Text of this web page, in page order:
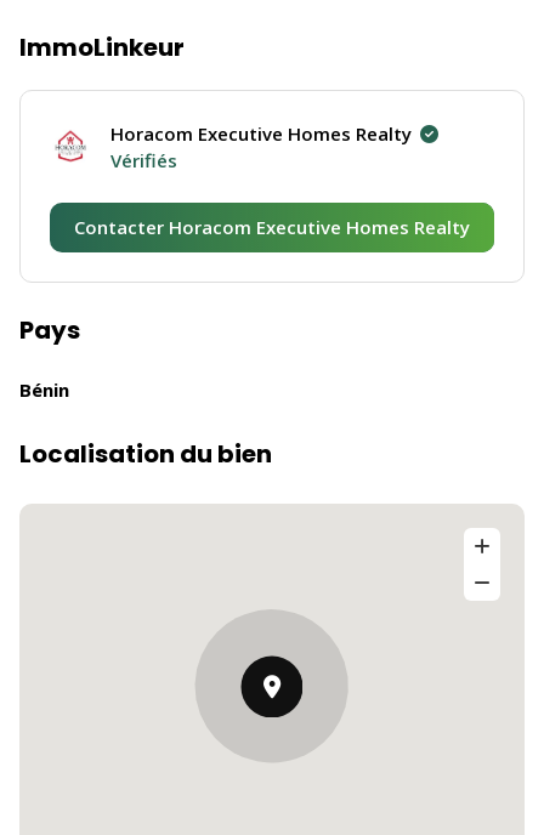
ImmoLinkeur
Horacom Executive Homes Realty
Vérifiés
Contacter Horacom Executive Homes Realty
Pays
Bénin
Localisation du bien